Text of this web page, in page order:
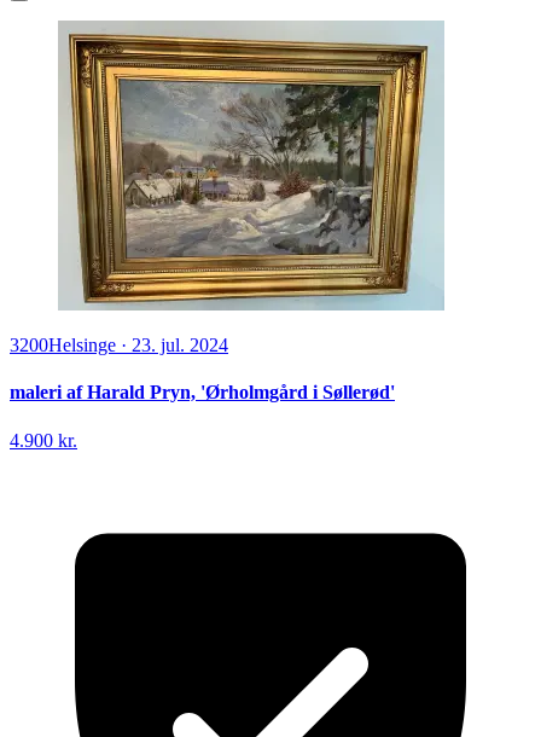
3200Helsinge · 23. jul. 2024
maleri af Harald Pryn, 'Ørholmgård i Søllerød'
4.900 kr.